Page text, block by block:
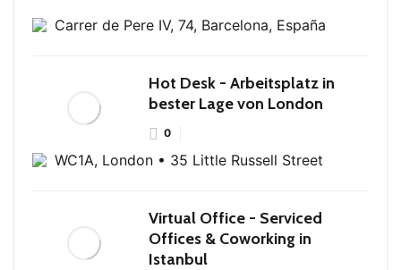
Carrer de Pere IV, 74, Barcelona, España
Hot Desk - Arbeitsplatz in
bester Lage von London
0
WC1A, London • 35 Little Russell Street
Virtual Office - Serviced
Offices & Coworking in
Istanbul